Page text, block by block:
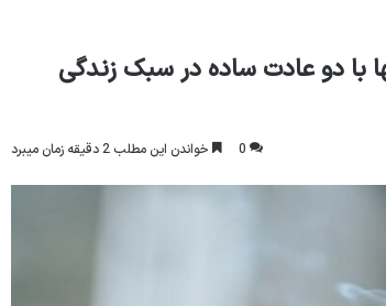
با دو عادت ساده در سبک زندگی
0 خواندن این مطلب 2 دقیقه زمان میبرد